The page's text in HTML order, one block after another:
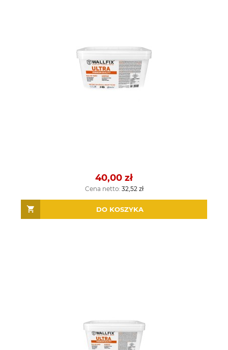
40,00 zł
Cena netto: 32,52 zł
DO KOSZYKA